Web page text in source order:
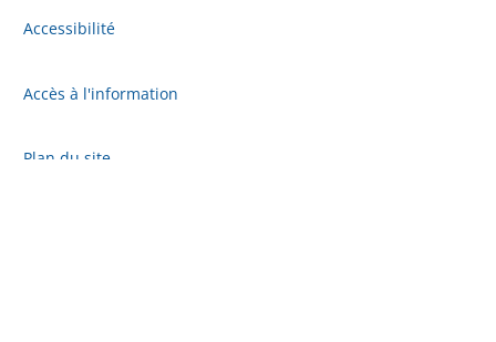
Accessibilité
Accès à l'information
Plan du site